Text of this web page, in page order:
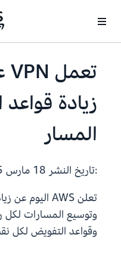
زيادة
المسار
:تاريخ النشر
وقواعد التفويض لكل نقطة